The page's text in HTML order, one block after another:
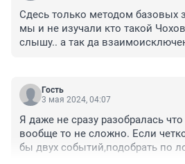
Сдесь только методом базовых
мы и не изучали кто такой
слышу.. а так да
Гость
3 мая 2024, 04:07
Я даже не сразу разобралась
вообще то не сложно. Если
бы двух событий,подобрать по